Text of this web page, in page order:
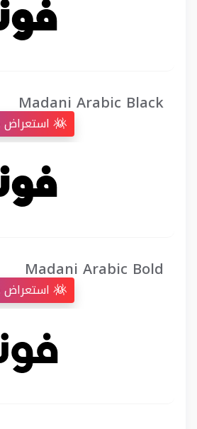
Madani Arabic Black
Madani Arabic Bold